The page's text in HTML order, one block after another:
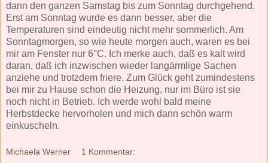
dann den ganzen Samstag bis zum Sonntag durchgehend.
Erst am Sonntag wurde es dann besser, aber die
Temperaturen sind eindeutig nicht mehr sommerlich. Am
Sonntagmorgen, so wie heute morgen auch, waren es bei
mir am Fenster nur 6°C. Ich merke auch, daß es kalt wird
daran, daß ich inzwischen wieder langärmlige Sachen
anziehe und trotzdem friere. Zum Glück geht zumindestens
bei mir zu Hause schon die Heizung, nur im Büro ist sie
noch nicht in Betrieb. Ich werde wohl bald meine
Herbstdecke hervorholen und mich dann schön warm
einkuscheln.
Michaela Werner 1 Kommentar: